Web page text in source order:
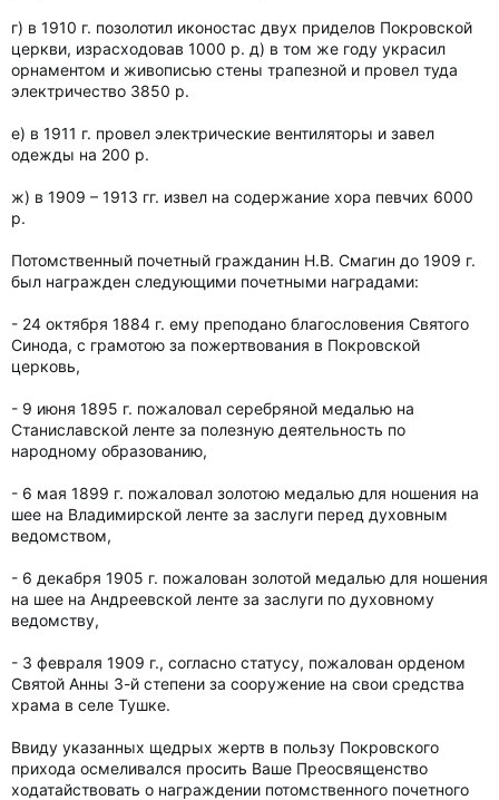
г) в 1910 г. позолотил иконостас двух приделов Покровской
церкви, израсходовав 1000 р. д) в том же году украсил
орнаментом и живописью стены трапезной и провел туда
электричество 3850 р.
е) в 1911 г. провел электрические вентиляторы и завел
одежды на 200 р.
ж) в 1909 – 1913 гг. извел на содержание хора певчих 6000
р.
Потомственный почетный гражданин Н.В. Смагин до 1909 г.
был награжден следующими почетными наградами:
- 24 октября 1884 г. ему преподано благословения Святого
Синода, с грамотою за пожертвования в Покровской
церковь,
- 9 июня 1895 г. пожаловал серебряной медалью на
Станиславской ленте за полезную деятельность по
народному образованию,
- 6 мая 1899 г. пожаловал золотою медалью для ношения на
шее на Владимирской ленте за заслуги перед духовным
ведомством,
- 6 декабря 1905 г. пожалован золотой медалью для ношения
на шее на Андреевской ленте за заслуги по духовному
ведомству,
- 3 февраля 1909 г., согласно статусу, пожалован орденом
Святой Анны 3-й степени за сооружение на свои средства
храма в селе Тушке.
Ввиду указанных щедрых жертв в пользу Покровского
прихода осмеливался просить Ваше Преосвященство
ходатайствовать о награждении потомственного почетного